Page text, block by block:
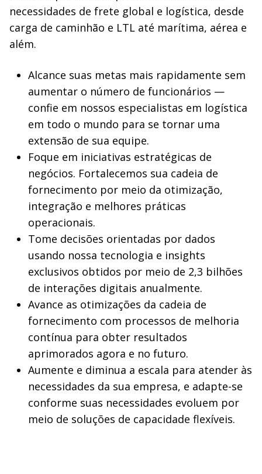
necessidades de frete global e logística, desde
carga de caminhão e LTL até marítima, aérea e
além.
Alcance suas metas mais rapidamente sem
aumentar o número de funcionários —
confie em nossos especialistas em logística
em todo o mundo para se tornar uma
extensão de sua equipe.
Foque em iniciativas estratégicas de
negócios. Fortalecemos sua cadeia de
fornecimento por meio da otimização,
integração e melhores práticas
operacionais.
Tome decisões orientadas por dados
usando nossa tecnologia e insights
exclusivos obtidos por meio de 2,3 bilhões
de interações digitais anualmente.
Avance as otimizações da cadeia de
fornecimento com processos de melhoria
contínua para obter resultados
aprimorados agora e no futuro.
Aumente e diminua a escala para atender às
necessidades da sua empresa, e adapte-se
conforme suas necessidades evoluem por
meio de soluções de capacidade flexíveis.